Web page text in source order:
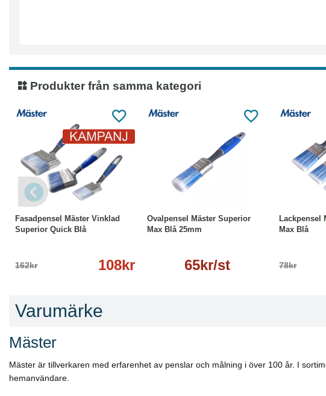
● Dörrar
● Precisionsmålning
Produktinformation:
● Typ: Elementpensel (oval, snedställd)
● Serie: Mäster Superior Max Blue
● Borst: Specialanpassad
● Handtag: Ergonomiskt, gummerat
● Bleck: Rostfritt
Övrigt:
● Utvecklad för professionellt bruk med hög prestanda
Produkter från samma kategori
Fasadpensel Mäster Vinklad
Superior Quick Blå
162kr 108kr
-33% Läs mer
Ovalpensel Mäster Superior
Max Blå 25mm
65kr/st
Läs mer
Lackpensel
Max Blå
78kr
Varumärke
Mäster
Mäster är tillverkaren med erfarenhet av penslar och målning i över 100 år. I
hemanvändare.